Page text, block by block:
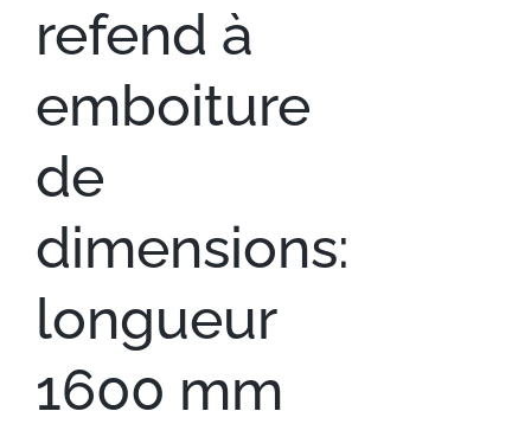
refend à
emboiture
de
dimensions:
longueur
1600 mm